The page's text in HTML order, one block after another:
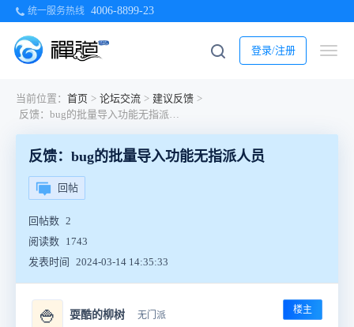
统一服务热线 4006-8899-23
登录/注册
当前位置： 首页 > 论坛交流 > 建议反馈 >
反馈：bug的批量导入功能无指派人员
反馈：bug的批量导入功能无指派人员
回帖
回帖数 2
阅读数 1743
发表时间
2024-03-14 14:35:33
🍚 耍酷的柳树 无门派 楼主